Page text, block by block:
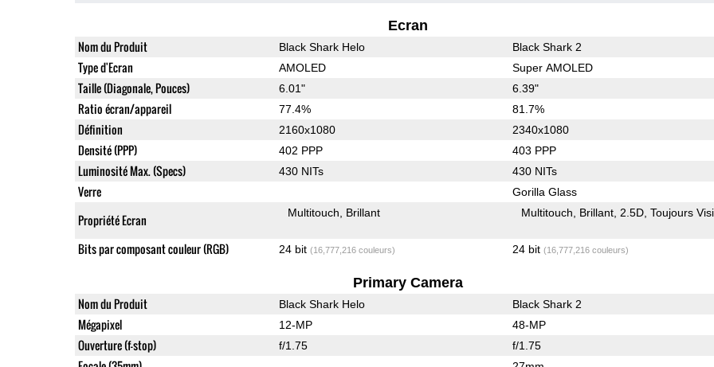
Ecran
Nom du Produit Black Shark Helo Black Shark 2
Type d'Ecran AMOLED Super AMOLED
Taille (Diagonale, Pouces) 6.01" 6.39"
Ratio écran/appareil 77.4% 81.7%
Définition 2160x1080 2340x1080
Densité (PPP) 402 PPP 403 PPP
Luminosité Max. (Specs) 430 NITs 430 NITs
Verre Gorilla Glass
Propriété Ecran Multitouch Brillant Multitouch Brillant 2.5D Toujours
Bits par composant couleur (RGB) 24 bit (16,777,216 couleurs) 24 bit (16,777,216 couleurs)
Primary Camera
Nom du Produit Black Shark Helo Black Shark 2
Mégapixel 12-MP 48-MP
Ouverture (f-stop) f/1.75 f/1.75